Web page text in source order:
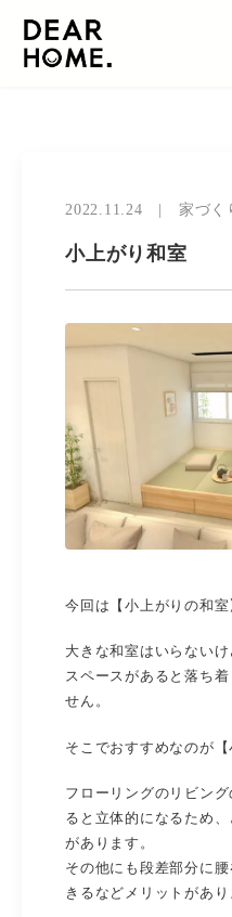
2022.11.24 家づく
小上がり和室
今回は【小上がりの和室
大きな和室はいらない
スペースがあると落ち
せん。
そこでおすすめなのが
フローリングのリビン
ると立体的になるため
があります。
その他にも段差部分に
きるなどメリットがあり